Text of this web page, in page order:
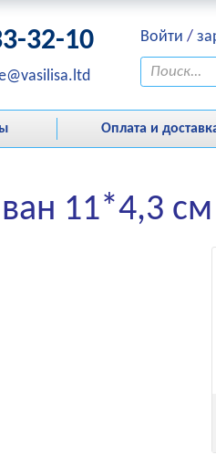
32-10 Войти /
Оплата и
11*4,3 см